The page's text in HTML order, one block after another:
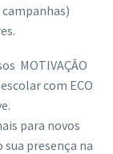
MOTIVAÇÂO
com ECO
para novos
presença na